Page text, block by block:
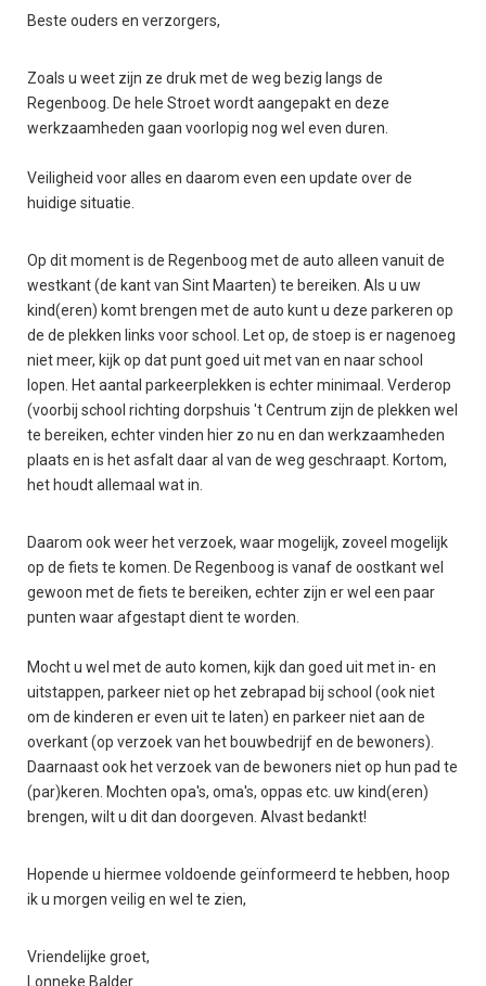
Beste ouders en verzorgers,
Zoals u weet zijn ze druk met de weg bezig langs de
Regenboog. De hele Stroet wordt aangepakt en deze
werkzaamheden gaan voorlopig nog wel even duren.
Veiligheid voor alles en daarom even een update over de
huidige situatie.
Op dit moment is de Regenboog met de auto alleen vanuit de
westkant (de kant van Sint Maarten) te bereiken. Als u uw
kind(eren) komt brengen met de auto kunt u deze parkeren op
de de plekken links voor school. Let op, de stoep is er nagenoeg
niet meer, kijk op dat punt goed uit met van en naar school
lopen. Het aantal parkeerplekken is echter minimaal. Verderop
(voorbij school richting dorpshuis 't Centrum zijn de plekken wel
te bereiken, echter vinden hier zo nu en dan werkzaamheden
plaats en is het asfalt daar al van de weg geschraapt. Kortom,
het houdt allemaal wat in.
Daarom ook weer het verzoek, waar mogelijk, zoveel mogelijk
op de fiets te komen. De Regenboog is vanaf de oostkant wel
gewoon met de fiets te bereiken, echter zijn er wel een paar
punten waar afgestapt dient te worden.
Mocht u wel met de auto komen, kijk dan goed uit met in- en
uitstappen, parkeer niet op het zebrapad bij school (ook niet
om de kinderen er even uit te laten) en parkeer niet aan de
overkant (op verzoek van het bouwbedrijf en de bewoners).
Daarnaast ook het verzoek van de bewoners niet op hun pad te
(par)keren. Mochten opa's, oma's, oppas etc. uw kind(eren)
brengen, wilt u dit dan doorgeven. Alvast bedankt!
Hopende u hiermee voldoende geïnformeerd te hebben, hoop
ik u morgen veilig en wel te zien,
Vriendelijke groet,
Lonneke Balder